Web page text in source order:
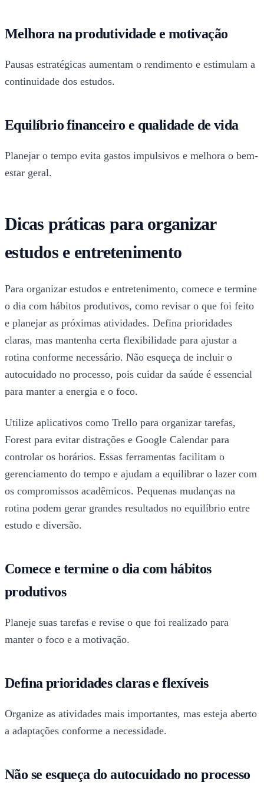
Melhora na produtividade e motivação
Pausas estratégicas aumentam o rendimento e estimulam a
continuidade dos estudos.
Equilíbrio financeiro e qualidade de vida
Planejar o tempo evita gastos impulsivos e melhora o bem-
estar geral.
Dicas práticas para organizar
estudos e entretenimento
Para organizar estudos e entretenimento, comece e termine
o dia com hábitos produtivos, como revisar o que foi feito
e planejar as próximas atividades. Defina prioridades
claras, mas mantenha certa flexibilidade para ajustar a
rotina conforme necessário. Não esqueça de incluir o
autocuidado no processo, pois cuidar da saúde é essencial
para manter a energia e o foco.
Utilize aplicativos como Trello para organizar tarefas,
Forest para evitar distrações e Google Calendar para
controlar os horários. Essas ferramentas facilitam o
gerenciamento do tempo e ajudam a equilibrar o lazer com
os compromissos acadêmicos. Pequenas mudanças na
rotina podem gerar grandes resultados no equilíbrio entre
estudo e diversão.
Comece e termine o dia com hábitos
produtivos
Planeje suas tarefas e revise o que foi realizado para
manter o foco e a motivação.
Defina prioridades claras e flexíveis
Organize as atividades mais importantes, mas esteja aberto
a adaptações conforme a necessidade.
Não se esqueça do autocuidado no processo